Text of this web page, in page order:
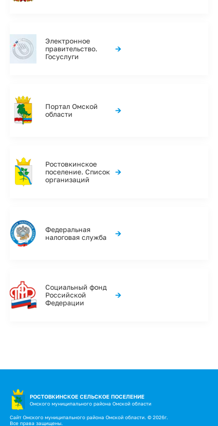
Электронное
правительство.
Госуслуги
→
Портал Омской
области
→
Ростовкинское
поселение. Список
организаций
→
Федеральная
налоговая служба
→
Социальный фонд
Российской
Федерации
→
РОСТОВКИНСКОЕ СЕЛЬСКОЕ ПОСЕЛЕНИЕ
Омского муниципального района Омской области
Сайт Омского муниципального района Омской области. © 2026г.
Все права защищены.